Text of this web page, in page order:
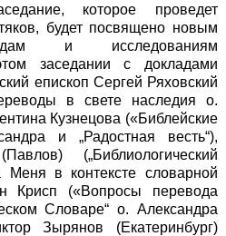
которое проведет
будет посвящено новым
и исследованиям
заседании с докладами
епископ Сергей Ряховский
в свете наследия о.
Кузнецова («Библейские
и „Радостная весть“),
(„Библиологический
Меня в контексте словарной
Крисп («Вопросы перевода
Словаре“ о. Александра
Зырянов (Екатеринбург)